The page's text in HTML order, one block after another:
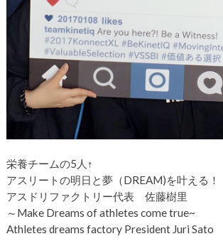
栄養チームの5人↑
アスリートの明日と夢（DREAM)を叶える！
アスドリファクトリー代表 佐藤樹里
～Make Dreams of athletes come true~
Athletes dreams factory President Juri Sato